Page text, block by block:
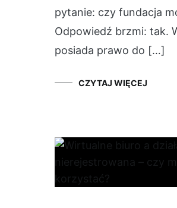
pytanie: czy fundacja
Odpowiedź brzmi: tak.
posiada prawo do […]
CZYTAJ WIĘCEJ